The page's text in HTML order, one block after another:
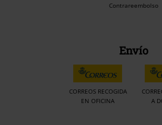
Contrareembolso
Envío
CORREOS RECOGIDA
EN OFICINA
A